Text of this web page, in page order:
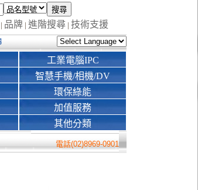
| 品牌 | 進階搜尋 | 技術支援
工業電腦IPC
智慧手機/相機/DV
環保綠能
加值服務
其他分類
電話(02)8969-0901